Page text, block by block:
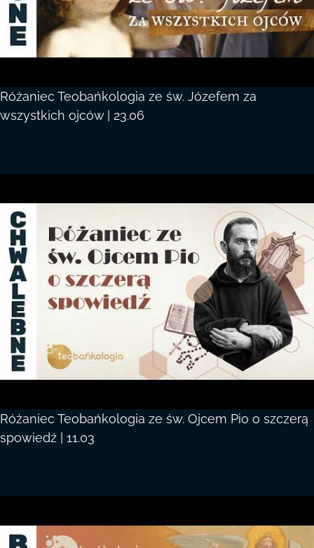
Różaniec Teobańkologia ze św. Józefem za
wszystkich ojców | 23.06
Różaniec Teobańkologia ze św. Ojcem Pio o szczerą
spowiedź | 11.03